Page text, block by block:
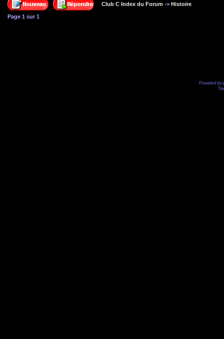
Club C Index du Forum -> Histoire
Page 1 sur1
Powered by